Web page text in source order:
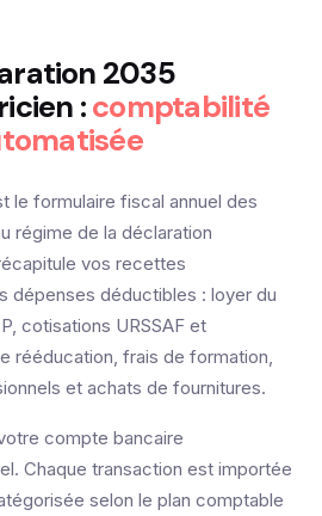
2035
:comptabilité
le formulaire fiscal annuel des
régime de la déclaration
vos recettes
dépenses déductibles : loyer du
cotisations URSSAF et
rééducation, frais de formation,
et achats de fournitures.
compte bancaire
Chaque transaction est importée
selon le plan comptable